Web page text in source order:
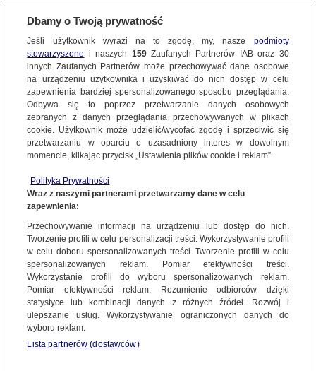
BIURO REKLAMY TVN MEDIA
26.07.2023
ROK MARZEŃ: ŚWIĘTUJEMY ROK DO IGRZYSK W PARYŻU
SPECJALNYMI PROGRAMAMI
PREMIUM TV
Dbamy o Twoją prywatność
Jeśli użytkownik wyrazi na to zgodę, my, nasze podmioty
stowarzyszone i naszych 159Zaufanych Partnerów IAB oraz 30
innych Zaufanych Partnerów może przechowywać dane osobowe
na urządzeniu użytkownika i uzyskiwać do nich dostęp w celu
zapewnienia bardziej spersonalizowanego sposobu przeglądania.
Odbywa się to poprzez przetwarzanie danych osobowych
zebranych z danych przeglądania przechowywanych w plikach
cookie. Użytkownik może udzielić/wycofać zgodę i sprzeciwić się
przetwarzaniu w oparciu o uzasadniony interes w dowolnym
momencie, klikając przycisk „Ustawienia plików cookie i reklam”.
Polityka Prywatności
Wraz z naszymi partnerami przetwarzamy dane w celu
zapewnienia:
Przechowywanie informacji na urządzeniu lub dostęp do nich.
Tworzenie profili w celu personalizacji treści. Wykorzystywanie profili
w celu doboru spersonalizowanych treści. Tworzenie profili w celu
spersonalizowanych reklam. Pomiar efektywności treści.
Wykorzystanie profili do wyboru spersonalizowanych reklam.
Pomiar efektywności reklam. Rozumienie odbiorców dzięki
statystyce lub kombinacji danych z różnych źródeł. Rozwój i
ulepszanie usług. Wykorzystywanie ograniczonych danych do
wyboru reklam.
Lista partnerów (dostawców)